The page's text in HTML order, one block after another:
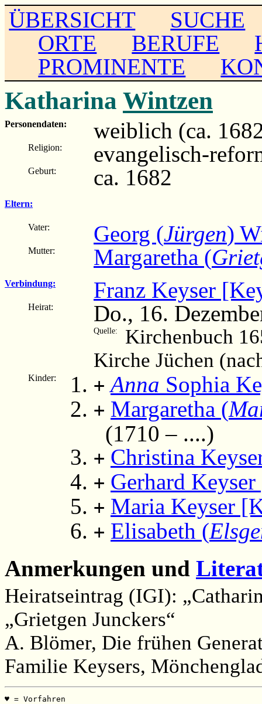
ÜBERSICHT
SUCHE
ORTE
BERUFE
PROMINENTE
Katharina Wintzen
Personendaten: weiblich (ca.
Religion: evangelisch-
Geburt: ca. 1682
Eltern:
Vater: Georg (Jürgen)
Mutter: Margaretha (
Verbindung: Franz Keyser
Heirat: Do., 16.
Quelle:
Kirchenbuch
Kirche Jüchen
Kinder: + Anna Sophia
+ Margaretha (
(1710 – ....)
+ Christina
+ Gerhard
+ Maria Keyser
+ Elisabeth (
Anmerkungen und
Heiratseintrag (IGI):
„Grietgen Junckers“
A. Blömer, Die frühen
Familie Keysers,
♥ = Vorfahren